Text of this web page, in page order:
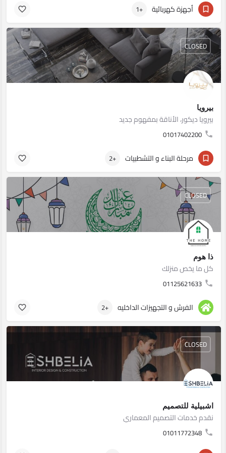
أجهزة كهربائية +1
بيرويا
بيرويا ديكور، الأناقة بمفهوم جديد
01017402200
CLOSED
مرحلة البناء و التشطبيات +2
ذا هوم
كل ما يخص منزلك
01125621633
CLOSED
الفرش و التجهيزات الداخليه +2
اشبيلية للتصميم
نقدم خدمات التصميم المعماري
01011772348
CLOSED